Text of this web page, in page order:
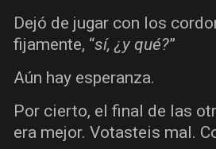
Dejó de jugar con los
fijamente, “sí, ¿y qué?”
Aún hay esperanza.
Por cierto, el final de las
era mejor. Votasteis mal.